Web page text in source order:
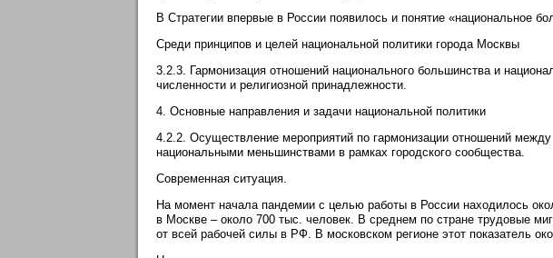
В Стратегии впервые в России появилось и понятие «национальное
Среди принципов и целей национальной политики города Москвы
3.2.3. Гармонизация отношений национального большинства и
численности и религиозной принадлежности.
4. Основные направления и задачи национальной политики
4.2.2. Осуществление мероприятий по гармонизации отношений
национальными меньшинствами в рамках городского сообщества.
Современная ситуация.
На момент начала пандемии с целью работы в России находилось
в Москве – около 700 тыс. человек. В среднем по стране трудовые
от всей рабочей силы в РФ. В московском регионе этот показатель